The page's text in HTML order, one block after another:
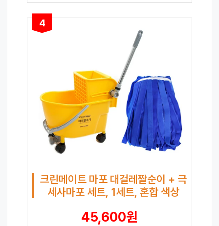
4
크린메이트 마포 대걸레짤순이 + 극
세사마포 세트, 1세트, 혼합 색상
45,600원